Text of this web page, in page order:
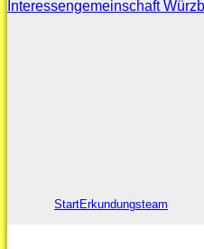
Interessengemeinschaft
StartErkundungsteam